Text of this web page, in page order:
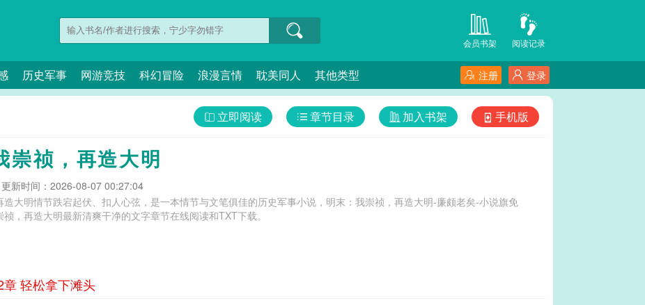
阅读记录
会员书架
历史军事 网游竞技 科幻冒险 浪漫言情 耽美同人 其他类型 登录
注册
手机版
加入书架
章节目录
立即阅读
崇祯，再造大明
更新时间：2026-08-07 00:27:04
造大明情节跌宕起伏、扣人心弦，是一本情节与文笔俱佳的历史军事小说，明末：我崇祯，再造大明-廉颇老矣-小说旗免
，再造大明最新清爽干净的文字章节在线阅读和TXT下载。
章 轻松拿下滩头